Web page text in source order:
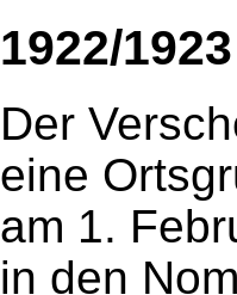
1922/
Der
eine
am 1.
in den